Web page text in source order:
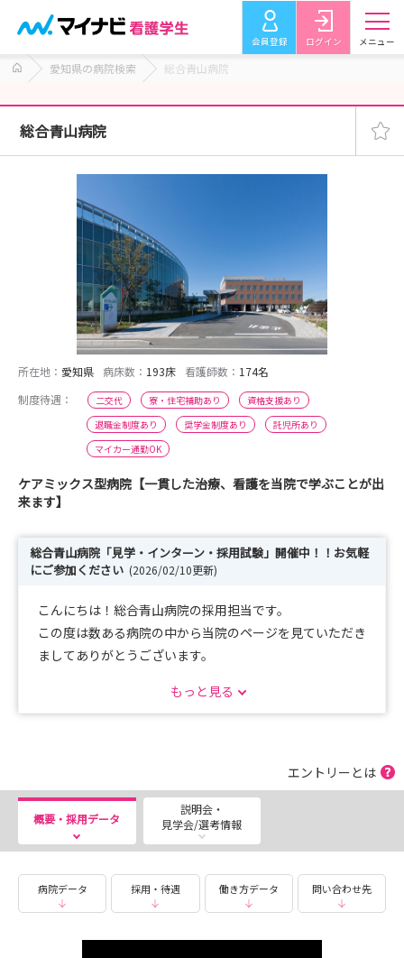
会員登録 ログイン メニュー
愛知県の病院検索 総合青山病院
総合青山病院
所在地： 愛知県 病床数： 193床 看護師数： 174名
制度待遇：
二交代 寮・住宅補助あり
資格支援あり
退職金制度あり
奨学金制度あり
託児所あり
マイカー通勤OK
ケアミックス型病院【一貫した治療、看護を当院で学ぶことが出
来ます】
総合青山病院「見学・インターン・採用試験」開催中！！お気軽
にご参加ください (2026/02/10更新)
こんにちは！総合青山病院の採用担当です。
この度は数ある病院の中から当院のページを見ていただき
ましてありがとうございます。
開催日や試験日程など）を随時お届けします。
もっと見る
エントリーとは
概要・採用データ
説明会・
見学会/選考情報
病院データ 採用・待遇 働き方データ 問い合わせ先